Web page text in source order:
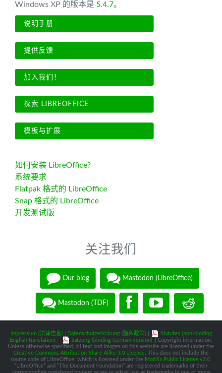
Windows XP 的版本是 5.4.7。
说明手册
提供反馈
加入我们！
探索 LIBREOFFICE
模板与扩展
如何安装 LibreOffice?
系统要求
Flatpak 格式的 LibreOffice
Snap 格式的 LibreOffice
开发测试版
关注我们
Our blog Mastodon (LibreOffice)
Mastodon (TDF)
Impressum (法律信息)| Datenschutzerklärung (隐私政策)|
Statutes (non-binding
English translation) - Satzung (binding German version)
| Copyright information:
Unless otherwise specified, all text and images on this website are licensed under the
Creative Commons Attribution-Share Alike 3.0 License . This does not include the
source code of LibreOffice, which is licensed under the Mozilla Public License v2.0
“LibreOffice” and “The Document Foundation” are registered trademarks of their